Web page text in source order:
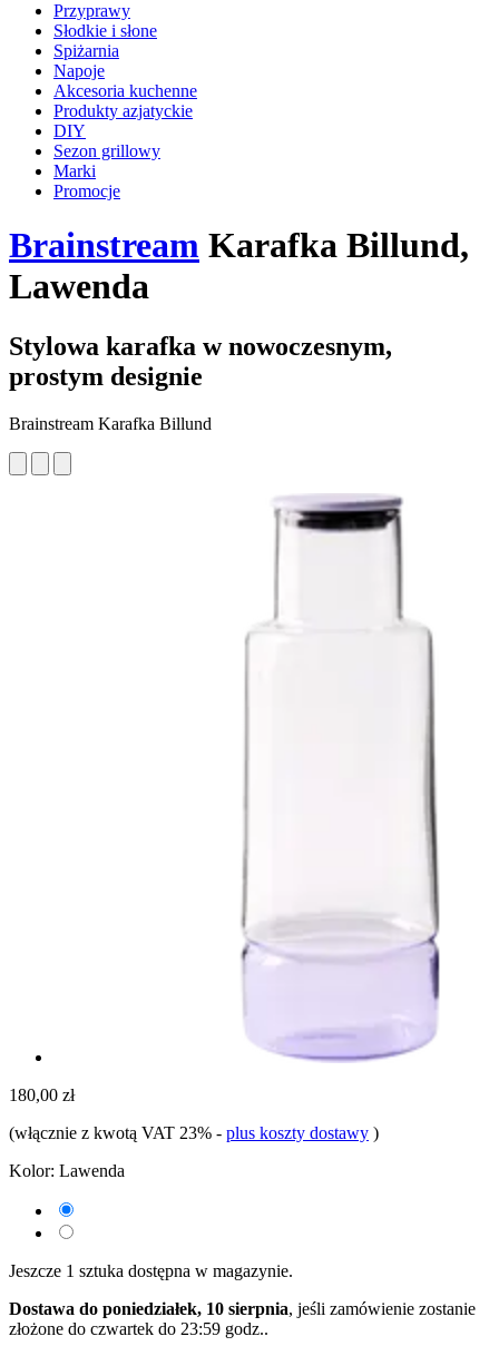
Przyprawy
Słodkie i słone
Spiżarnia
Napoje
Akcesoria kuchenne
Produkty azjatyckie
DIY
Sezon grillowy
Marki
Promocje
Brainstream Karafka Billund,
Lawenda
Stylowa karafka w nowoczesnym,
prostym designie
Brainstream Karafka Billund
180,00 zł
(włącznie z kwotą VAT 23% - plus koszty dostawy )
Kolor: Lawenda
Jeszcze 1 sztuka dostępna w magazynie.
Dostawa do poniedziałek, 10 sierpnia, jeśli zamówienie zostanie
złożone do czwartek do 23:59 godz..